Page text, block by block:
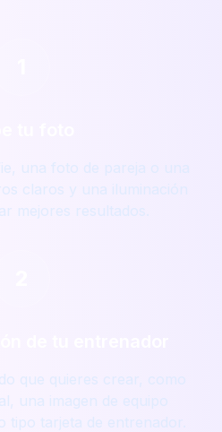
una foto de pareja o una
claros y una iluminación
mejores resultados.
que quieres crear, como
una imagen de equipo
tipo tarjeta de entrenador.